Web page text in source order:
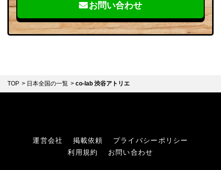
お問い合わせ
TOP 日本全国の一覧 co-lab 渋谷アトリエ
運営会社 掲載依頼
プライバシーポリシー
利用規約
お問い合わせ